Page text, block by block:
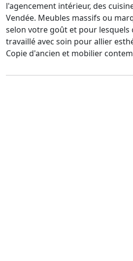
l'agencement intérieur, des
Vendée. Meubles massifs ou
selon votre goût et pour lesquels
travaillé avec soin pour allier
Copie d'ancien et mobilier